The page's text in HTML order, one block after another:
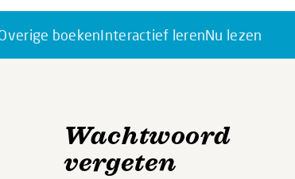
boekenInteractief lerenNu lezen
Wachtwoord
vergeten